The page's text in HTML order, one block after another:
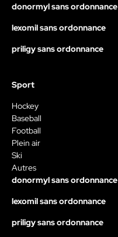
donormyl sans ordonnance
lexomil sans ordonnance
priligy sans ordonnance
Sport
Hockey
Baseball
Football
Plein air
Ski
Autres
donormyl sans ordonnance
lexomil sans ordonnance
priligy sans ordonnance